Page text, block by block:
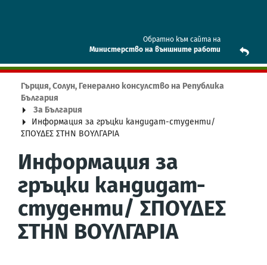
Обратно към сайта на
Mинистерство на външните работи
Гърция, Солун, Генерално консулство на Република
България
За България
Информация за гръцки кандидат-студенти/
ΣΠΟΥΔΕΣ ΣΤΗΝ ΒΟΥΛΓΑΡΙΑ
Информация за
гръцки кандидат-
студенти/ ΣΠΟΥΔΕΣ
ΣΤΗΝ ΒΟΥΛΓΑΡΙΑ